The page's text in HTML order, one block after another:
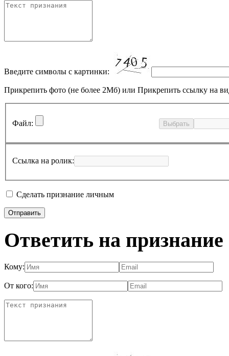
Введите символы с картинки:
Прикрепить фото (не более 2Мб) или Прикрепить ссылку на
Файл: Выбрать
Ссылка на ролик:
Сделать признание личным
Ответить на признание
Кому:
От кого: